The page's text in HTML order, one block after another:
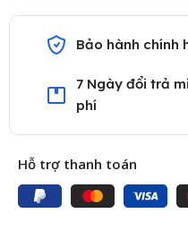
Bảo hành chính
7 Ngày đổi trả
phí
Hỗ trợ thanh toán